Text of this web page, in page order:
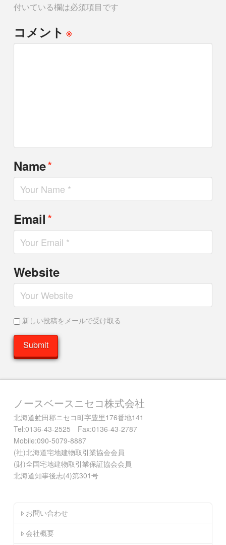
付いている欄は必須項目です
コメント※
Name*
Email*
Website
新しい投稿をメールで受け取る
ノースベースニセコ株式会社
北海道虻田郡ニセコ町字豊里176番地141
Tel:0136-43-2525 Fax:0136-43-2787
Mobile:090-5079-8887
(社)北海道宅地建物取引業協会会員
(財)全国宅地建物取引業保証協会会員
北海道知事後志(4)第301号
お問い合わせ
会社概要